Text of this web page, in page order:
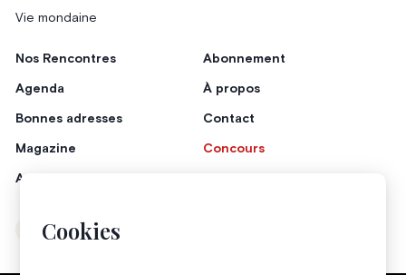
Cookies
Vie mondaine
Nos Rencontres
Agenda
Bonnes adresses
Magazine
Annonceurs
Abonnement
À propos
Contact
Concours
Instagram